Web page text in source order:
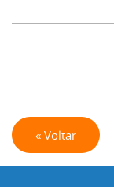
« Voltar